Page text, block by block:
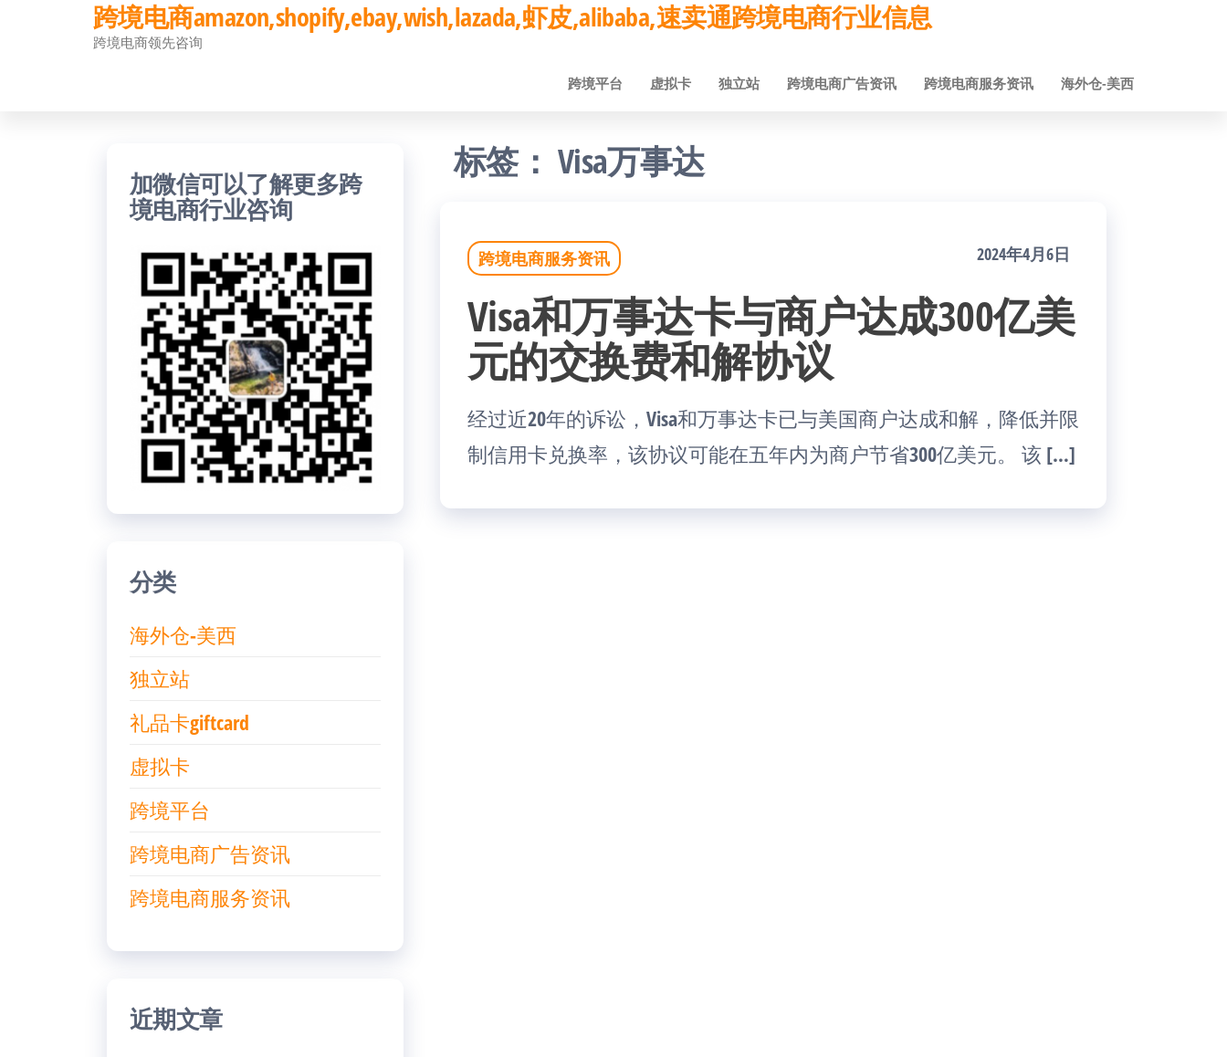
跨境电商amazon,shopify,ebay,wish,lazada,虾皮,alibaba,速卖通跨境电商行业信息
跨境电商领先咨询
跨境平台 虚拟卡 独立站 跨境电商广告资讯 跨境电商服务资讯 海外仓-美西
标签：Visa万事达
跨境电商服务资讯 2024年4月6日
Visa和万事达卡与商户达成300亿美
元的交换费和解协议
经过近20年的诉讼，Visa和万事达卡已与美国商户达成和解，降低并限
制信用卡兑换率，该协议可能在五年内为商户节省300亿美元。 该 […]
加微信可以了解更多跨
境电商行业咨询
分类
海外仓-美西
独立站
礼品卡giftcard
虚拟卡
跨境平台
跨境电商广告资讯
跨境电商服务资讯
近期文章